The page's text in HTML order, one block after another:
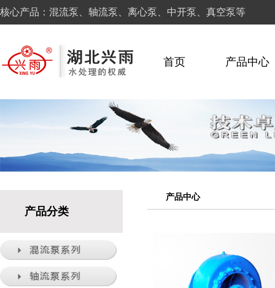
核心产品：混流泵、轴流泵、离心泵、中开泵、真空泵等
首页 产品中心
产品分类
产品中心